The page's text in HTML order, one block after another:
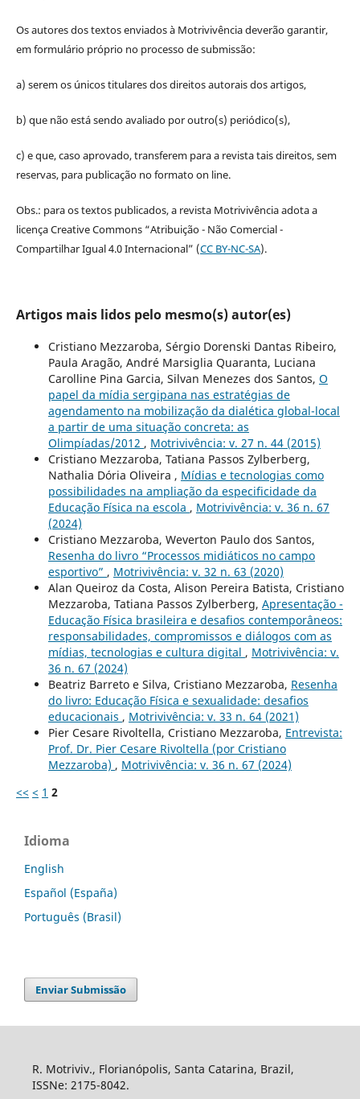
Os autores dos textos enviados à Motrivivência deverão garantir,
em formulário próprio no processo de submissão:
a) serem os únicos titulares dos direitos autorais dos artigos,
b) que não está sendo avaliado por outro(s) periódico(s),
c) e que, caso aprovado, transferem para a revista tais direitos, sem
reservas, para publicação no formato on line.
Obs.: para os textos publicados, a revista Motrivivência adota a
licença Creative Commons “Atribuição - Não Comercial -
Compartilhar Igual 4.0 Internacional” (CC BY-NC-SA).
Artigos mais lidos pelo mesmo(s) autor(es)
Cristiano Mezzaroba, Sérgio Dorenski Dantas Ribeiro,
Paula Aragão, André Marsiglia Quaranta, Luciana
Carolline Pina Garcia, Silvan Menezes dos Santos, O
papel da mídia sergipana nas estratégias de
agendamento na mobilização da dialética global-local
a partir de uma situação concreta: as
Olimpíadas/2012 , Motrivivência: v. 27 n. 44 (2015)
Cristiano Mezzaroba, Tatiana Passos Zylberberg,
Nathalia Dória Oliveira , Mídias e tecnologias como
possibilidades na ampliação da especificidade da
Educação Física na escola , Motrivivência: v. 36 n. 67
(2024)
Cristiano Mezzaroba, Weverton Paulo dos Santos,
Resenha do livro “Processos midiáticos no campo
esportivo” , Motrivivência: v. 32 n. 63 (2020)
Alan Queiroz da Costa, Alison Pereira Batista, Cristiano
Mezzaroba, Tatiana Passos Zylberberg, Apresentação -
Educação Física brasileira e desafios contemporâneos:
responsabilidades, compromissos e diálogos com as
mídias, tecnologias e cultura digital , Motrivivência: v.
36 n. 67 (2024)
Beatriz Barreto e Silva, Cristiano Mezzaroba, Resenha
do livro: Educação Física e sexualidade: desafios
educacionais , Motrivivência: v. 33 n. 64 (2021)
Pier Cesare Rivoltella, Cristiano Mezzaroba, Entrevista:
Prof. Dr. Pier Cesare Rivoltella (por Cristiano
Mezzaroba) , Motrivivência: v. 36 n. 67 (2024)
<< < 1 2
Idioma
English
Español (España)
Português (Brasil)
Enviar Submissão
R. Motriviv., Florianópolis, Santa Catarina, Brazil,
ISSNe: 2175-8042.